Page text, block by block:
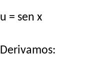
u = sen x
Derivamos: